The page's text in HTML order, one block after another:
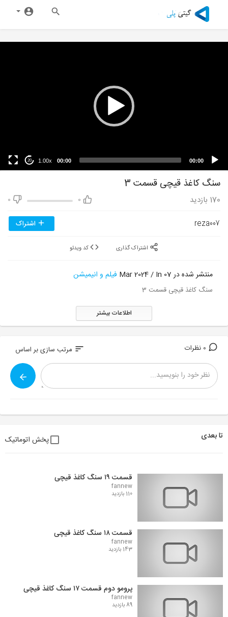
00:00
00:00
1.00x
20
سنگ کاغذ قیچی قسمت 3
0
0 170 بازدید
reza007 اشتراک
منتشر شده در 07 Mar 2024 / In فیلم و انیمیشن
سنگ کاغذ قیچی قسمت 3
اطلاعات بیشتر
sort مرتب سازی بر اساس
تا بعدی پخش اتوماتیک
قسمت ۱۹ سنگ کاغذ قیچی
fannew
110 بازدید
قسمت ۱۸ سنگ کاغذ قیچی
fannew
143 بازدید
پرومو دوم قسمت ۱۷ سنگ کاغذ قیچی
fannew
89 بازدید